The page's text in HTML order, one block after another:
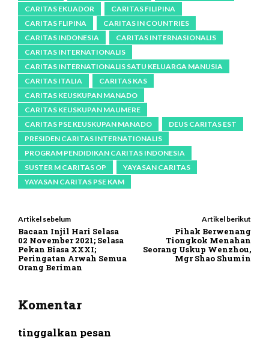
CARITAS EKUADOR
CARITAS FILIPINA
CARITAS FLIPINA
CARITAS IN COUNTRIES
CARITAS INDONESIA
CARITAS INTERNASIONALIS
CARITAS INTERNATIONALIS
CARITAS INTERNATIONALIS SATU KELUARGA MANUSIA
CARITAS ITALIA
CARITAS KAS
CARITAS KEUSKUPAN MANADO
CARITAS KEUSKUPAN MAUMERE
CARITAS PSE KEUSKUPAN MANADO
DEUS CARITAS EST
PRESIDEN CARITAS INTERNATIONALIS
PROGRAM PENDIDIKAN CARITAS INDONESIA
SUSTER M CARITAS OP
YAYASAN CARITAS
YAYASAN CARITAS PSE KAM
Artikel sebelum
Bacaan Injil Hari Selasa
02 November 2021; Selasa
Pekan Biasa XXXI;
Peringatan Arwah Semua
Orang Beriman
Artikel berikut
Pihak Berwenang
Tiongkok Menahan
Seorang Uskup Wenzhou,
Mgr Shao Shumin
Komentar
tinggalkan pesan